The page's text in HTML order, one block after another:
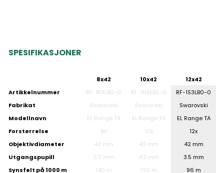
SPESIFIKASJONER
8x42 10x42
12x42
Artikkelnummer
RF-1R3LB0-0 RF-1H3LB0-0
RF-1S3LB0-0
Fabrikat
Swarovski Swarovski
Swarovski
Modellnavn
EL Range TA EL Range TA
EL Range TA
Forstørrelse
8x 10x
12x
Objektivdiameter
42 mm 42 mm
42 mm
Utgangspupill
5.3 mm 4.2 mm
3.5 mm
Synsfelt på 1000 m
140 m 120 m
96 m